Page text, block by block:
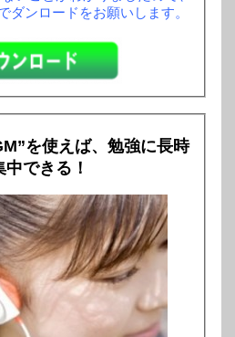
ダンロードをお願いします。
を使えば、勉強に長時
中できる！